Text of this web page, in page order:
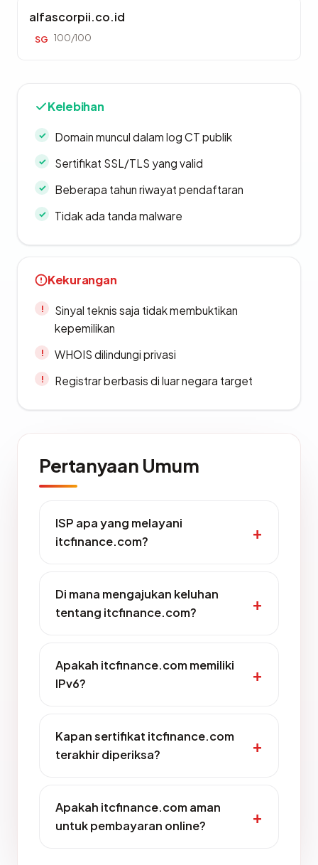
alfascorpii.co.id
SG 100/100
Kelebihan
Domain muncul dalam log CT publik
Sertifikat SSL/TLS yang valid
Beberapa tahun riwayat pendaftaran
Tidak ada tanda malware
Kekurangan
Sinyal teknis saja tidak membuktikan
kepemilikan
WHOIS dilindungi privasi
Registrar berbasis di luar negara target
Pertanyaan Umum
ISP apa yang melayani
itcfinance.com?
Di mana mengajukan keluhan
tentang itcfinance.com?
Apakah itcfinance.com memiliki
IPv6?
Kapan sertifikat itcfinance.com
terakhir diperiksa?
Apakah itcfinance.com aman
untuk pembayaran online?